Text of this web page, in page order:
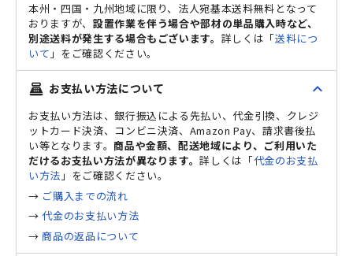
本州・四国・九州地域に限り、法人宛基本送料無料となって
おりますが、 設置作業を伴う場合や部材の単品購入時など、
別途送料が発生する場合もございます。 詳しくは「送料につ
いて 」をご確認ください。
point_of_sale お支払い方法について expand_less
お支払い方法は、銀行振込による先払い、代金引換、クレジ
ットカード決済、コンビニ決済、Amazon Pay、請求書後払
い等となります。商品や金額、配送地域により、ご利用いた
だけるお支払い方法が異なります。詳しくは「代金のお支払
い方法 」をご確認ください。
→ ご購入までの流れ
→代金のお支払い方法
→ 商品の返品について